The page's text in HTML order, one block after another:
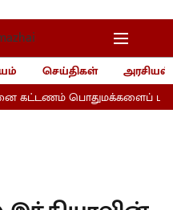
செய்திகள்
அரசியல்
கட்டணம் பொதுமக்களைப்